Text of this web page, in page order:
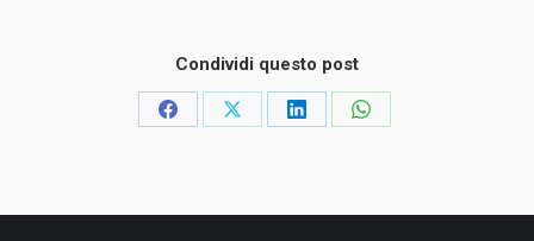
Condividi questo post
CondividiCondividiCondividiCondividi